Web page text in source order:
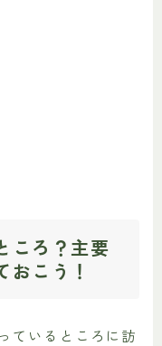
ころ？主要
おこう！
ているところに訪